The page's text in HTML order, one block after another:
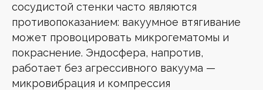
сосудистой стенки часто являются
противопоказанием: вакуумное втягивание
может провоцировать микрогематомы и
покраснение. Эндосфера, напротив,
работает без агрессивного вакуума —
микровибрация и компрессия